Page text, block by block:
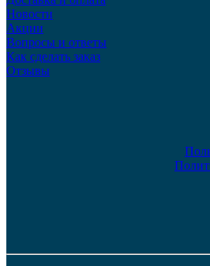
Новости
Акции
Вопросы и ответы
Как сделать заказ
Отзывы